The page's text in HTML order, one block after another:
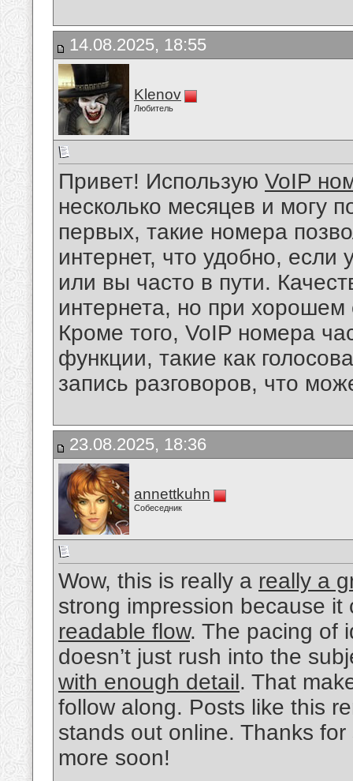
14.08.2025, 18:55
Klenov
Любитель
Привет! Использую VoIP
несколько месяцев и могу
первых, такие номера
интернет, что удобно, если
или вы часто в пути.
интернета, но при хорошем
Кроме того, VoIP номера
функции, такие как
запись разговоров, что
23.08.2025, 18:36
annettkuhn
Собеседник
Wow, this is really a really a
strong impression because
readable flow. The pacing of
doesn’t just rush into the
with enough detail. That
follow along. Posts like this
stands out online. Thanks
more soon!